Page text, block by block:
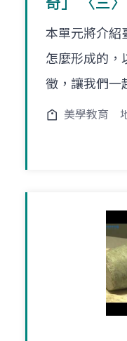
本單元將介紹
怎麼形成的，
徵，讓我們一
美學教育